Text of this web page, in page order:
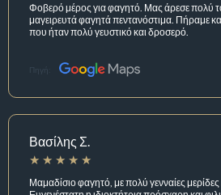
Φοβερό μέρος για φαγητό. Μας άρεσε πολύ
μαγειρευτά φαγητά πεντανόστιμα. Πήραμε
που ήταν πολύ γευστικό και δροσερό.
Πηγή:
Βασίλης Σ.
Μαμαδίσιο φαγητό, με πολύ γενναίες